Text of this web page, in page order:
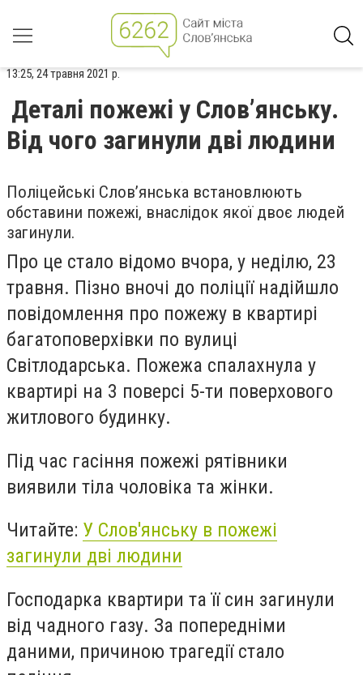
13:25, 24 травня 2021 р.
Деталі пожежі у Слов’янську.
Від чого загинули дві людини
Поліцейські Слов’янська встановлюють
обставини пожежі, внаслідок якої двоє людей
загинули.
Про це стало відомо вчора, у неділю, 23
травня. Пізно вночі до поліції надійшло
повідомлення про пожежу в квартирі
багатоповерхівки по вулиці
Світлодарська. Пожежа спалахнула у
квартирі на 3 поверсі 5-ти поверхового
житлового будинку.
Під час гасіння пожежі рятівники
виявили тіла чоловіка та жінки.
Читайте: У Слов'янську в пожежі
загинули дві людини
Господарка квартири та її син загинули
від чадного газу. За попередніми
даними, причиною трагедії стало